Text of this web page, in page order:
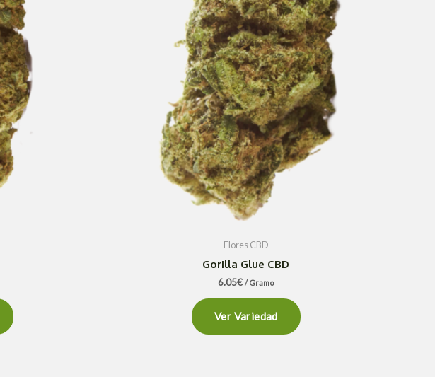
Flores CBD
Gorilla Glue CBD
6.05€ / Gramo
Ver Variedad